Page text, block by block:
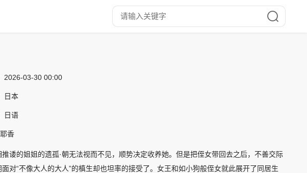
2026-03-30 00:00
日本
日语
香
诿的姐姐的遗孤·朝无法视而不见，顺势决定收养她。但是把侄女带回去之后，不善交际
对“不像大人的大人”的槙生却也坦率的接受了。女王和如小狗般侄女就此展开了同居生